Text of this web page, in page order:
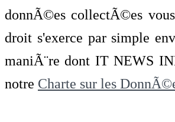
donnÃ©es collectÃ©es
droit s'exerce par simple
maniÃ¨re dont IT NEWS
notre Charte sur les